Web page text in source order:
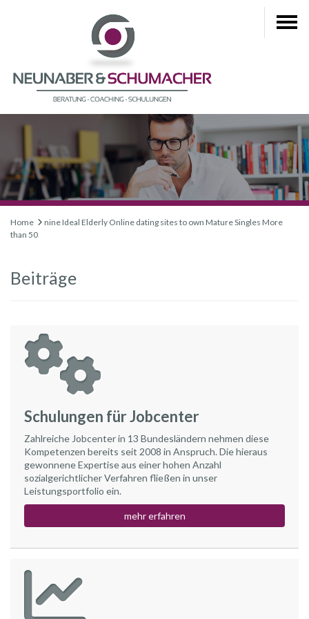
Home
nine Ideal Elderly Online dating sites to own Mature Singles More
than 50
Beiträge
Schulungen für Jobcenter
Zahlreiche Jobcenter in 13 Bundesländern nehmen diese
Kompetenzen bereits seit 2008 in Anspruch. Die hieraus
gewonnene Expertise aus einer hohen Anzahl
sozialgerichtlicher Verfahren fließen in unser
Leistungsportfolio ein.
mehr erfahren